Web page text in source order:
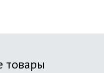
товары